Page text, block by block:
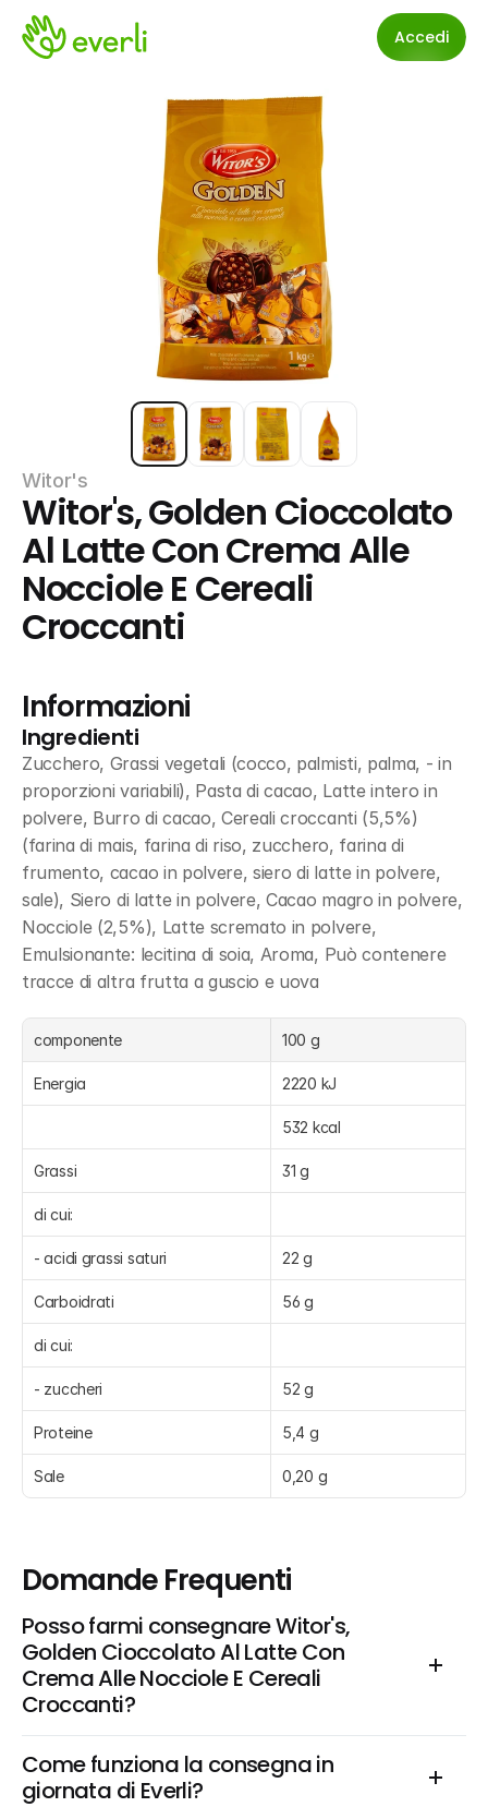
Accedi
Witor's
Witor's, Golden Cioccolato
Al Latte Con Crema Alle
Nocciole E Cereali
Croccanti
Informazioni
Ingredienti
Zucchero, Grassi vegetali (cocco, palmisti, palma, - in
proporzioni variabili), Pasta di cacao, Latte intero in
polvere, Burro di cacao, Cereali croccanti (5,5%)
(farina di mais, farina di riso, zucchero, farina di
frumento, cacao in polvere, siero di latte in polvere,
sale), Siero di latte in polvere, Cacao magro in polvere,
Nocciole (2,5%), Latte scremato in polvere,
Emulsionante: lecitina di soia, Aroma, Può contenere
tracce di altra frutta a guscio e uova
componente 100 g
Energia 2220 kJ
532 kcal
Grassi 31 g
di cui:
- acidi grassi saturi 22 g
Carboidrati 56 g
di cui:
- zuccheri 52 g
Proteine 5,4 g
Sale 0,20 g
Domande Frequenti
Posso farmi consegnare Witor's,
Golden Cioccolato Al Latte Con
Crema Alle Nocciole E Cereali
Croccanti?
Come funziona la consegna in
giornata di Everli?